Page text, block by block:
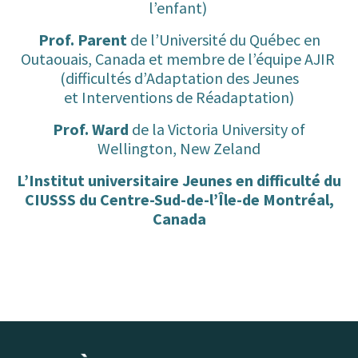
l’enfant)
Prof. Parentde l’Université du Québec en
Outaouais, Canada et membre de l’équipe AJIR
(difficultés d’Adaptation des Jeunes
et Interventions de Réadaptation)
Prof. Ward de la Victoria University of
Wellington, New Zeland
L’Institut universitaire Jeunes en difficulté du
CIUSSS du Centre-Sud-de-l’Île-de Montréal,
Canada